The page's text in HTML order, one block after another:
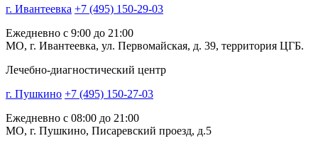
г. Ивантеевка +7 (495) 150-29-03
Ежедневно с 9:00 до 21:00
МО, г. Ивантеевка, ул. Первомайская, д. 39, территория ЦГБ.
Лечебно-диагностический центр
г. Пушкино +7 (495) 150-27-03
Ежедневно с 08:00 до 21:00
МО, г. Пушкино, Писаревский проезд, д.5